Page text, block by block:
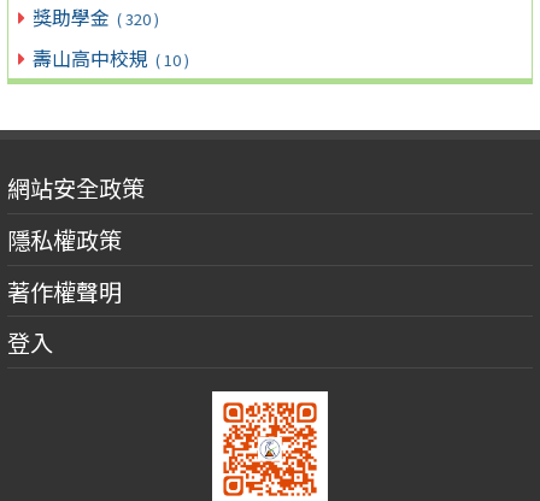
獎助學金 ( 320 )
壽山高中校規 ( 10 )
網站安全政策
隱私權政策
著作權聲明
登入